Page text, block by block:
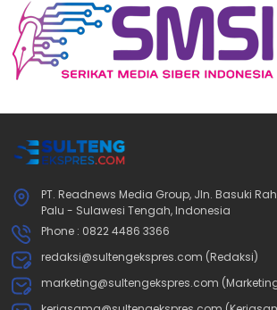
PT. Readnews Media Group, Jln. Basuki
Palu - Sulawesi Tengah, Indonesia
Phone : 0822 4486 3366
redaksi@sultengekspres.com (Redaksi)
marketing@sultengekspres.com